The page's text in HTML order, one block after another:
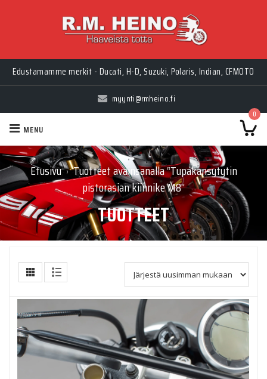
Edustamamme merkit - Ducati, H-D, Suzuki, Polaris, Indian, CFMOTO
myynti@rmheino.fi
0
MENU
Etusivu › Tuotteet avainsanalla “Tupakansytytin
pistorasian kiinnike M8”
TUOTTEET